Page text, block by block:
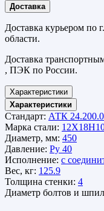
Доставка
Доставка курьером по
области.
Доставка
, ПЭК по России.
Характеристики
Характеристики
Стандарт: АТК
Марка стали:
Диаметр, мм: 450
Давление: Ру 40
Исполнение: с
Вес, кг: 125.9
Толщина стенки: 4
Диаметр болтов и